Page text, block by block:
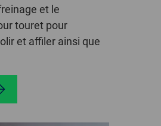
et le
touret pour
et affiler ainsi que